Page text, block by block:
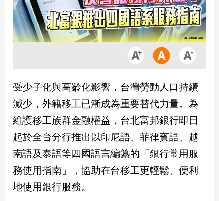
品
觀
治
焦
點
品
觀
民
調
受少子化與高齡化影響，台灣勞動人口持續
減少，外籍移工已漸成為重要替代力量。為
維護移工族群金融權益，台北富邦銀行即日
起於全台分行推出以印尼語、菲律賓語、越
南語及泰語等四國語言編纂的「銀行常用服
務使用指南」，協助在台移工更輕鬆、便利
地使用銀行服務。